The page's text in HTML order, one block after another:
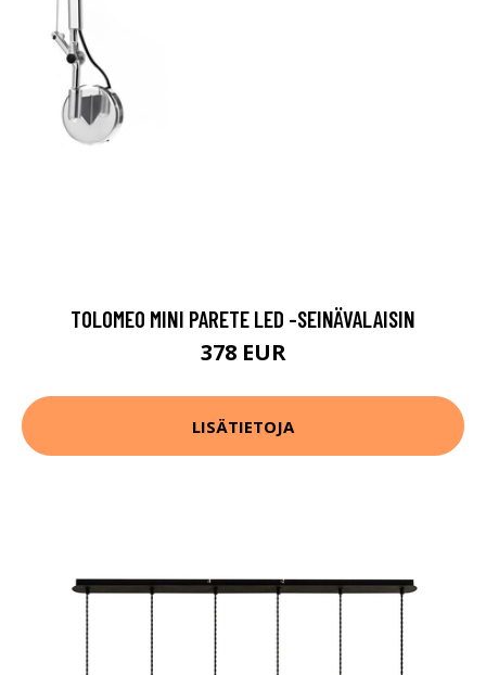
TOLOMEO MINI PARETE LED -SEINÄVALAISIN
378 EUR
LISÄTIETOJA